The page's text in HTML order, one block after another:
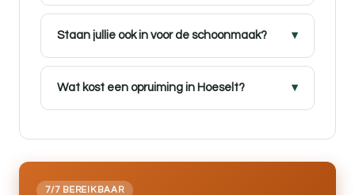
Staan jullie ook in voor de schoonmaak?
Wat kost een opruiming in Hoeselt?
7/7 BEREIKBAAR